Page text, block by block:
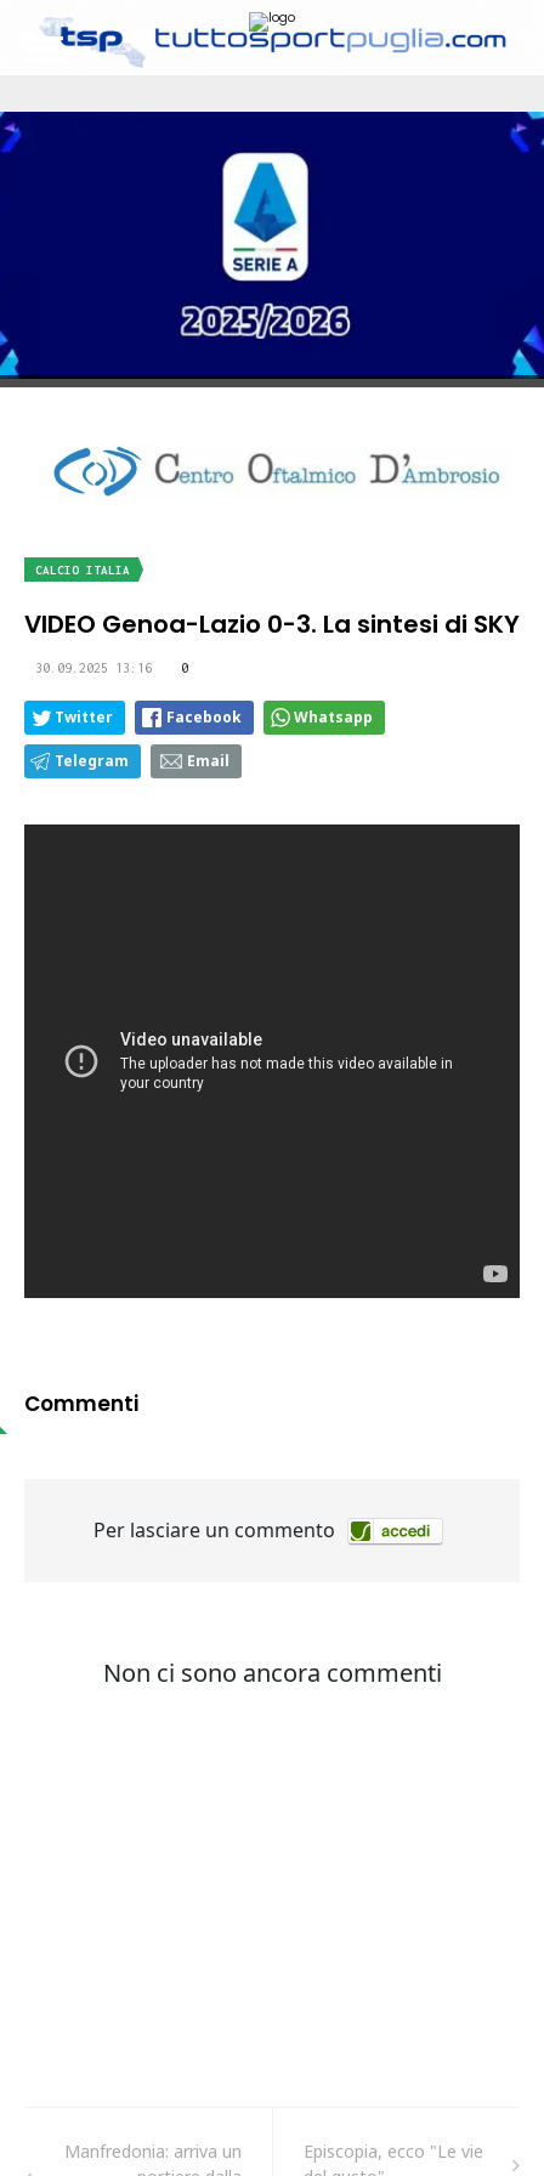
CALCIO ITALIA
VIDEO Genoa-Lazio 0-3. La sintesi di SKY
30.09.2025 13:16 0
Twitter Facebook Whatsapp
Telegram Email
Commenti
Manfredonia: arriva un
Episcopia, ecco "Le vie